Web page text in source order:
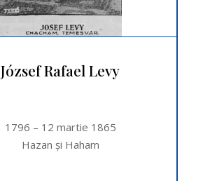
József Rafael Levy
1796 – 12 martie 1865
Hazan şi Haham